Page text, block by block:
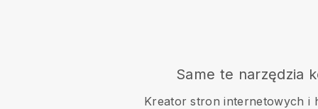
Same te narzędzia
Kreator stron internetowych i